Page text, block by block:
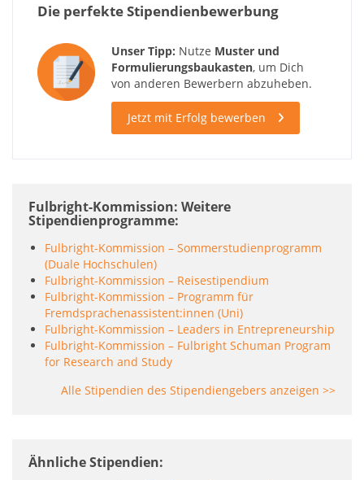
Die perfekte Stipendienbewerbung
Unser Tipp: Nutze Muster und
Formulierungsbaukasten, um Dich
von anderen Bewerbern abzuheben.
Jetzt mit Erfolg bewerben
Fulbright-Kommission: Weitere
Stipendienprogramme
Fulbright-Kommission – Sommerstudienprogramm
(Duale Hochschulen)
Fulbright-Kommission – Reisestipendium
Fulbright-Kommission – Programm für
Fremdsprachenassistent:innen (Uni)
Fulbright-Kommission – Leaders in Entrepreneurship
Fulbright-Kommission – Fulbright Schuman Program
for Research and Study
Alle Stipendien des Stipendiengebers anzeigen >>
Ähnliche Stipendien